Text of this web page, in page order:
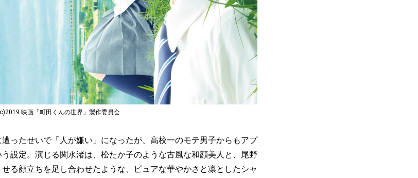
映画「町田くんの世界」製作委員会
ったせいで「人が嫌い」になったが、高校一のモテ男子からもアプ
設定。演じる関水渚は、松たか子のような古風な和顔美人と、尾野
る顔立ちを足し合わせたような、ピュアな華やかさと凛としたシャ